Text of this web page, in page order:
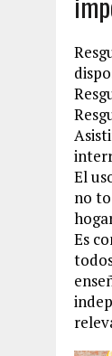
El
no
Es